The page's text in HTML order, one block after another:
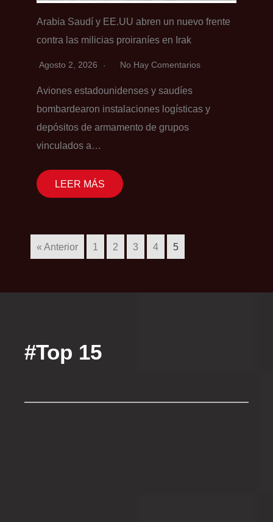
Arabia Saudí y EE.UU abren un nuevo frente
contra las milicias proiraníes en Irak
Agosto 2, 2026 No Hay Comentarios
Aviones estadounidenses y saudíes
bombardearon instalaciones logísticas y
depósitos de armamento de grupos
vinculados a…
LEER MÁS
« Anterior 1 2 3 4 5
#Top 15